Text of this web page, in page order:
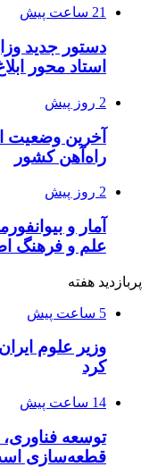
21 ساعت پیش
دستور جدید
استاد محور
2 روز پیش
آخرین وضعیت
راه‌آهن کشور
2 روز پیش
آمار و
علم و فرهنگ
پربازدید هفته
5 ساعت پیش
وزیر علوم
کرد
14 ساعت پیش
توسعه
قطعه‌سازی